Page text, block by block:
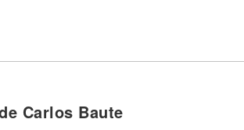
Carlos Baute